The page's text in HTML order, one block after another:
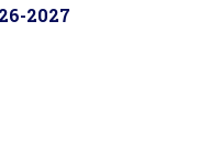
2027